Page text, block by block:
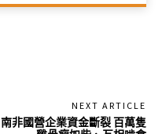
NEXT ARTICLE
南非國營企業資金斷裂 百萬隻